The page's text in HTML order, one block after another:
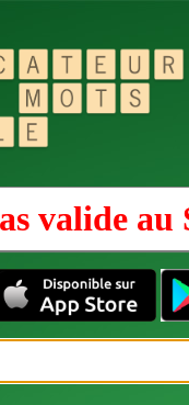
valide au